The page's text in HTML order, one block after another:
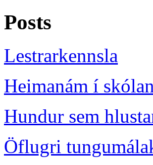
Posts
Lestrarkennsla
Heimanám í
Hundur sem
Öflugri